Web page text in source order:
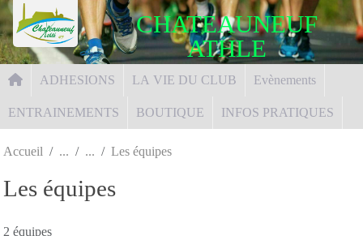
CHATEAUNEUF
ATHLE
ADHESIONS LA VIE DU CLUB Evènements
ENTRAINEMENTS BOUTIQUE INFOS PRATIQUES
Accueil Les équipes
Les équipes
2 équipes
Panneau de gestion des cookies